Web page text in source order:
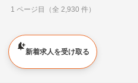
1 ページ目（全 2,930 件）
新着求人を受け取る